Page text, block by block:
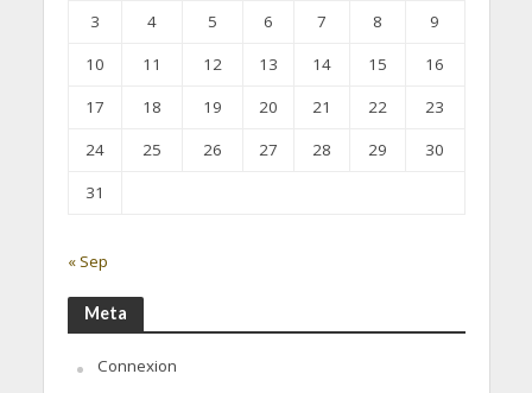
3
4 5 6 7 8
9
10
11 12 13 14 15
16
17
18 19 20 21 22
23
24
25 26 27 28 29
30
31
« Sep
Meta
Connexion